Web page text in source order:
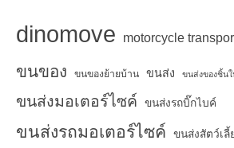
dinomove motorcycle
ขนของ ขนของย้ายบ้าน ขนส่ง ขนส่งของชิ้น
ขนส่งมอเตอร์ไซค์ ขนส่งรถบิ๊กไบค์
ขนส่งรถมอเตอร์ไซค์ ขนส่งสัตว์เลี้